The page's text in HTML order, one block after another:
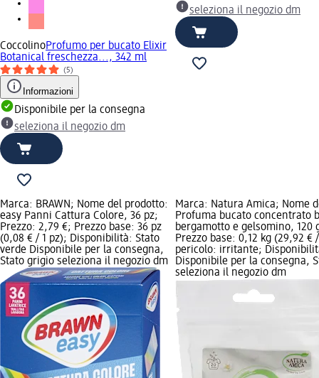
CoccolinoProfumo per bucato Elixir
Botanical freschezza..., 342 ml
(5)
Informazioni
Disponibile per la consegna
seleziona il negozio dm
seleziona il negozio dm
Marca: BRAWN; Nome del prodotto:
easy Panni Cattura Colore, 36 pz;
Prezzo: 2,79 €; Prezzo base: 36 pz
(0,08 € / 1 pz); Disponibilità: Stato
verde Disponibile per la consegna,
Stato grigio seleziona il negozio dm
Marca: Natura Amica; Nome
Profuma bucato concentrato
bergamotto e gelsomino, 120
Prezzo base: 0,12 kg (29,92 €
pericolo: irritante;
Disponibile per la consegna,
seleziona il negozio dm